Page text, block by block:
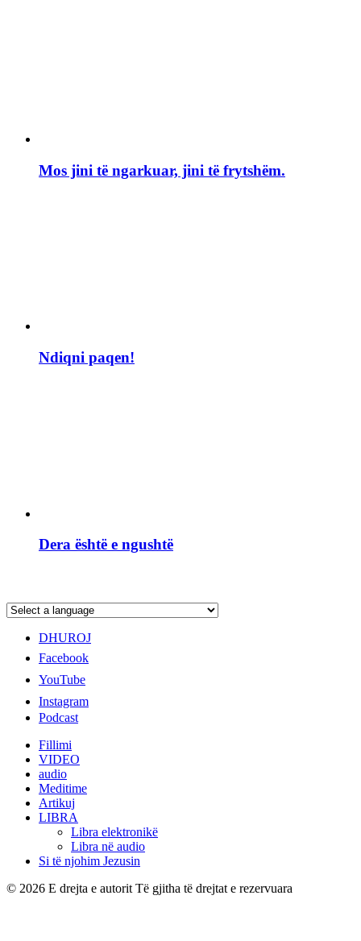
Mos jini të ngarkuar, jini të frytshëm.
Ndiqni paqen!
Dera është e ngushtë
DHUROJ
Facebook
YouTube
Instagram
Podcast
Fillimi
VIDEO
audio
Meditime
Artikuj
LIBRA
Libra elektronikë
Libra në audio
Si të njohim Jezusin
© 2026 E drejta e autorit Të gjitha të drejtat e rezervuara